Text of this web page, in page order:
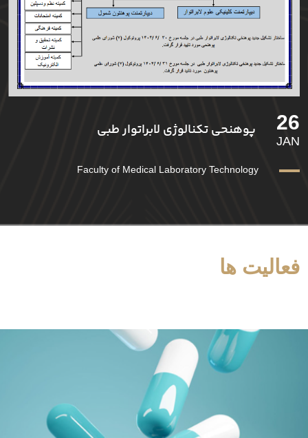
26
JAN
پوهنحی تکنالوژی لابراتوار طبی
Faculty of Medical Laboratory Technology
فعالیت ها